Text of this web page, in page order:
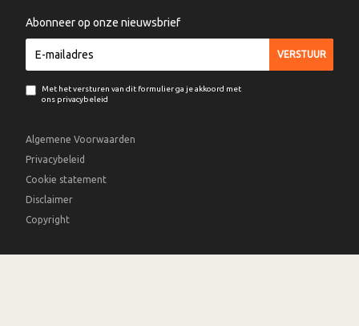
Abonneer op onze nieuwsbrief
Met het versturen van dit formulier ga je akkoord met
ons privacybeleid
Algemene Voorwaarden
Privacybeleid
Cookie statement
Disclaimer
Copyright